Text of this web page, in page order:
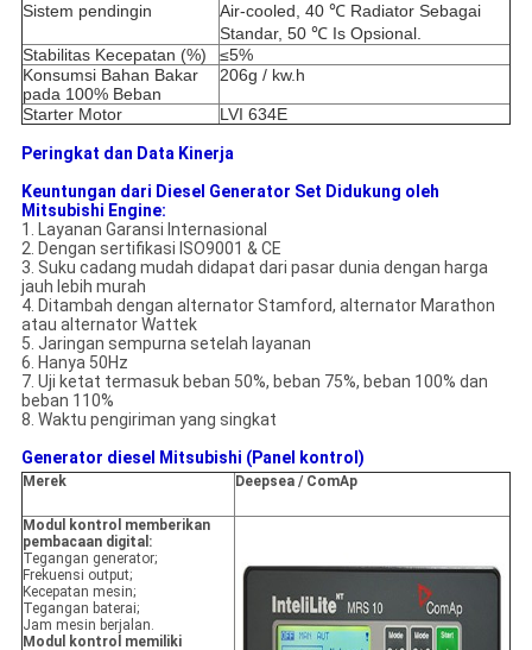
Sistem pendingin
Air-cooled, 40 ℃ Radiator Sebagai
Standar, 50 ℃ Is Opsional.
Stabilitas Kecepatan (%)
≤5%
Konsumsi Bahan Bakar
pada 100% Beban
206g / kw.h
Starter Motor LVI 634E
Peringkat dan Data Kinerja
Keuntungan dari Diesel Generator Set Didukung oleh
Mitsubishi Engine:
1. Layanan Garansi Internasional
2. Dengan sertifikasi ISO9001 & CE
3. Suku cadang mudah didapat dari pasar dunia dengan harga
jauh lebih murah
4. Ditambah dengan alternator Stamford, alternator Marathon
atau alternator Wattek
5. Jaringan sempurna setelah layanan
6. Hanya 50Hz
7. Uji ketat termasuk beban 50%, beban 75%, beban 100% dan
beban 110%
8. Waktu pengiriman yang singkat
Generator diesel Mitsubishi (Panel kontrol)
Merek Deepsea / ComAp
Modul kontrol memberikan
pembacaan digital:
Tegangan generator;
Frekuensi output;
Kecepatan mesin;
Tegangan baterai;
Jam mesin berjalan.
Modul kontrol memiliki